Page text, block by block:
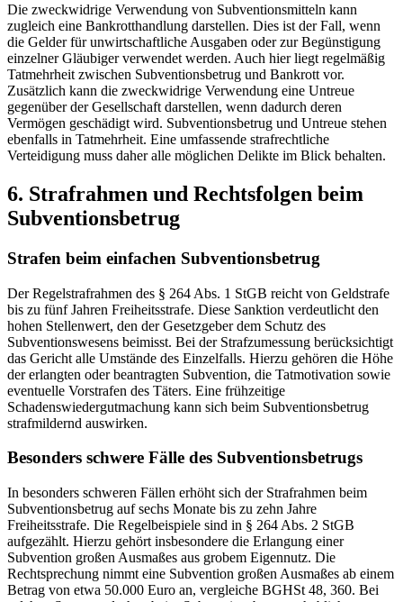
Die zweckwidrige Verwendung von Subventionsmitteln kann
zugleich eine Bankrotthandlung darstellen. Dies ist der Fall, wenn
die Gelder für unwirtschaftliche Ausgaben oder zur Begünstigung
einzelner Gläubiger verwendet werden. Auch hier liegt regelmäßig
Tatmehrheit zwischen Subventionsbetrug und Bankrott vor.
Zusätzlich kann die zweckwidrige Verwendung eine Untreue
gegenüber der Gesellschaft darstellen, wenn dadurch deren
Vermögen geschädigt wird. Subventionsbetrug und Untreue stehen
ebenfalls in Tatmehrheit. Eine umfassende strafrechtliche
Verteidigung muss daher alle möglichen Delikte im Blick behalten.
6. Strafrahmen und Rechtsfolgen beim
Subventionsbetrug
Strafen beim einfachen Subventionsbetrug
Der Regelstrafrahmen des § 264 Abs. 1 StGB reicht von Geldstrafe
bis zu fünf Jahren Freiheitsstrafe. Diese Sanktion verdeutlicht den
hohen Stellenwert, den der Gesetzgeber dem Schutz des
Subventionswesens beimisst. Bei der Strafzumessung berücksichtigt
das Gericht alle Umstände des Einzelfalls. Hierzu gehören die Höhe
der erlangten oder beantragten Subvention, die Tatmotivation sowie
eventuelle Vorstrafen des Täters. Eine frühzeitige
Schadenswiedergutmachung kann sich beim Subventionsbetrug
strafmildernd auswirken.
Besonders schwere Fälle des Subventionsbetrugs
In besonders schweren Fällen erhöht sich der Strafrahmen beim
Subventionsbetrug auf sechs Monate bis zu zehn Jahre
Freiheitsstrafe. Die Regelbeispiele sind in § 264 Abs. 2 StGB
aufgezählt. Hierzu gehört insbesondere die Erlangung einer
Subvention großen Ausmaßes aus grobem Eigennutz. Die
Rechtsprechung nimmt eine Subvention großen Ausmaßes ab einem
Betrag von etwa 50.000 Euro an, vergleiche BGHSt 48, 360. Bei